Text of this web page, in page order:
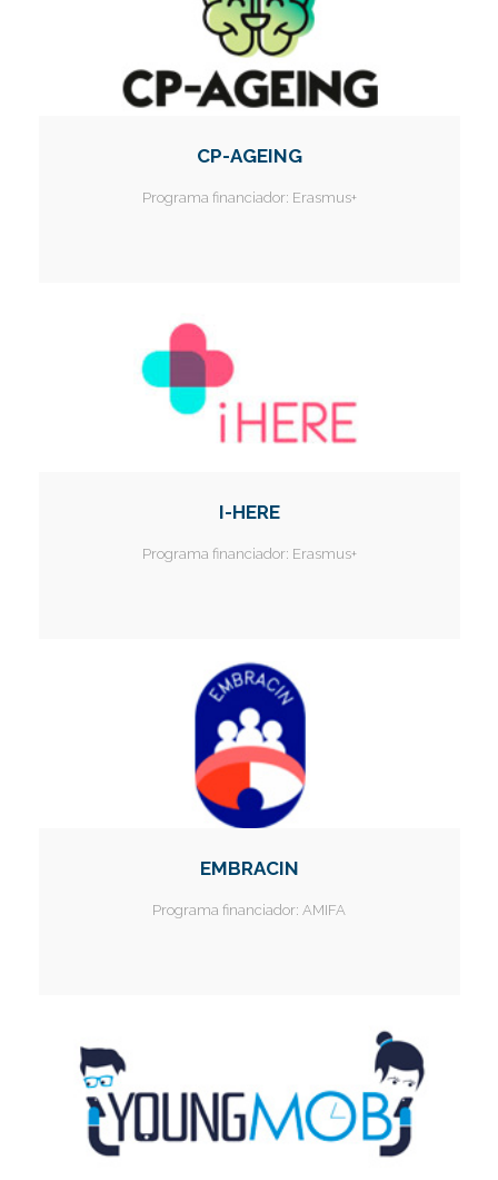
CP-AGEING
Programa financiador: Erasmus+
I-HERE
Programa financiador: Erasmus+
EMBRACIN
Programa financiador: AMIFA